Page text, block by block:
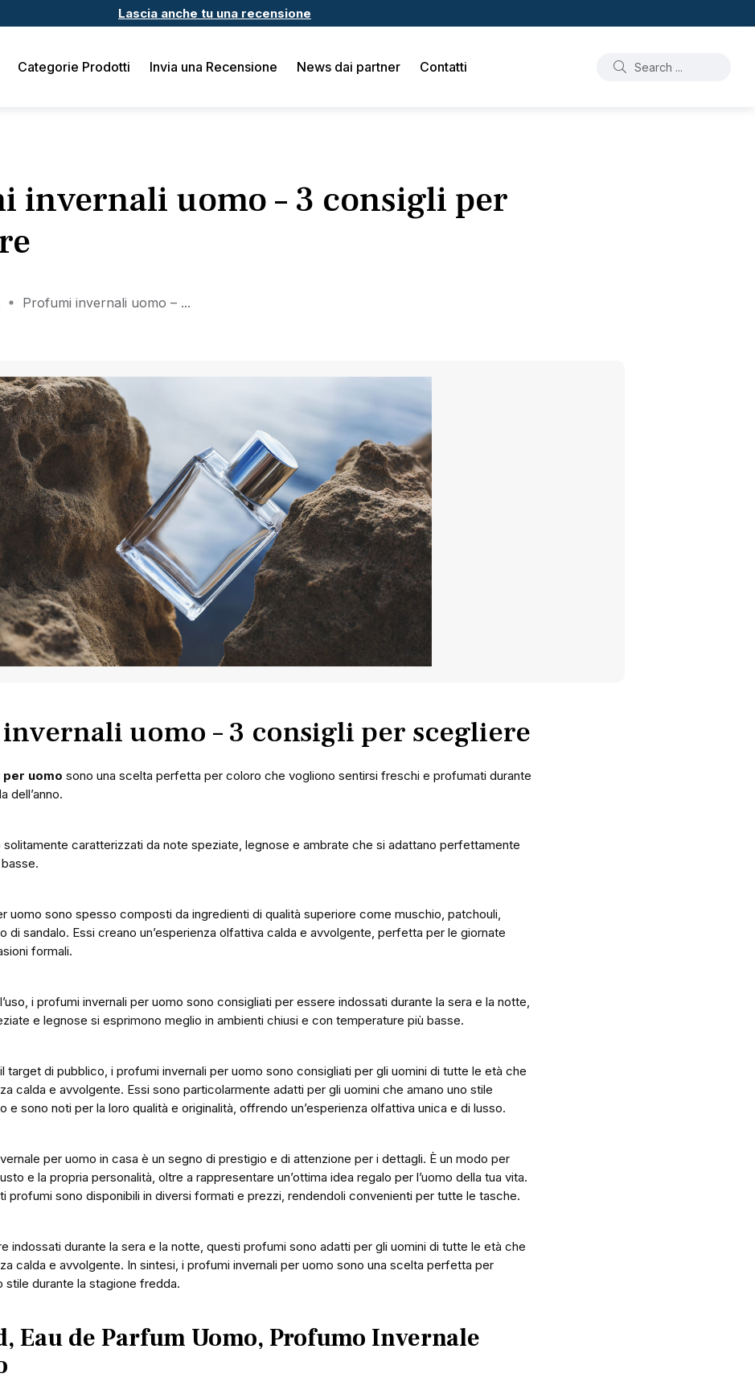
Lascia anche tu una recensione
Categorie Prodotti Invia una Recensione News dai partner Contatti
invernali uomo – 3 consigli per
Profumi invernali uomo – ...
uomo – 3 consigli per scegliere
uomo sono una scelta perfetta per coloro che vogliono sentirsi freschi e profumati durante
dell’anno.
caratterizzati da note speziate, legnose e ambrate che si adattano perfettamente
uomo sono spesso composti da ingredienti di qualità superiore come muschio, patchouli,
di sandalo. Essi creano un’esperienza olfattiva calda e avvolgente, perfetta per le giornate
formali.
i profumi invernali per uomo sono consigliati per essere indossati durante la sera e la notte,
e legnose si esprimono meglio in ambienti chiusi e con temperature più basse.
target di pubblico, i profumi invernali per uomo sono consigliati per gli uomini di tutte le età che
calda e avvolgente. Essi sono particolarmente adatti per gli uomini che amano uno stile
sono noti per la loro qualità e originalità, offrendo un’esperienza olfattiva unica e di lusso.
per uomo in casa è un segno di prestigio e di attenzione per i dettagli. È un modo per
e la propria personalità, oltre a rappresentare un’ottima idea regalo per l’uomo della tua vita.
profumi sono disponibili in diversi formati e prezzi, rendendoli convenienti per tutte le tasche.
indossati durante la sera e la notte, questi profumi sono adatti per gli uomini di tutte le età che
calda e avvolgente. In sintesi, i profumi invernali per uomo sono una scelta perfetta per
stile durante la stagione fredda.
Eau de Parfum Uomo, Profumo Invernale